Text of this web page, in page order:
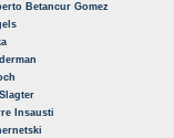
Betancur Gomez
Insausti